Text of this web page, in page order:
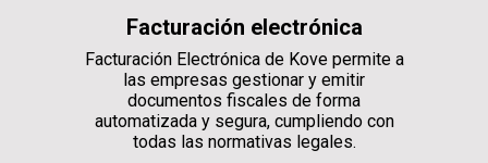
Facturación electrónica
Facturación Electrónica de Kove permite a
las empresas gestionar y emitir
documentos fiscales de forma
automatizada y segura, cumpliendo con
todas las normativas legales.